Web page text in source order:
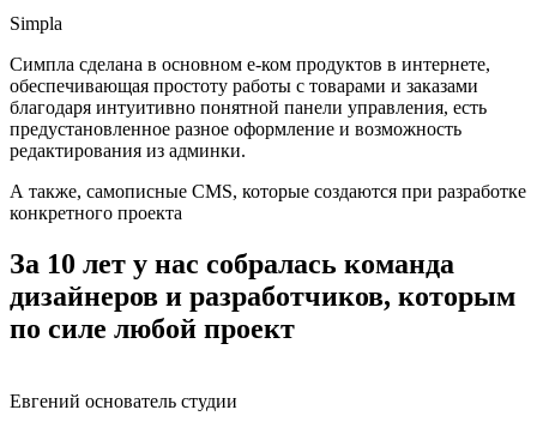
Simpla
Симпла сделана в основном е-ком продуктов в интернете,
обеспечивающая простоту работы с товарами и заказами
благодаря интуитивно понятной панели управления, есть
предустановленное разное оформление и возможность
редактирования из админки.
А также, самописные CMS, которые создаются при разработке
конкретного проекта
За 10 лет у нас собралась команда
дизайнеров и разработчиков, которым
по силе любой проект
Евгений основатель студии